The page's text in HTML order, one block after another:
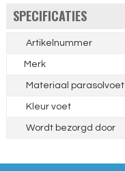
SPECIFICATIES
Artikelnummer
Merk
Materiaal parasolvoet
Kleur voet
Wordt bezorgd door